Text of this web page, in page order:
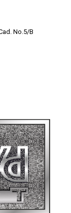
No.5/B